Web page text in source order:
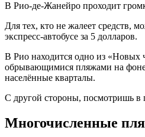
В Рио-де-Жанейро проходит
Для тех, кто не жалеет средств,
экспресс-автобусе за 5 долларов.
В Рио находится одно из «Новых
обрывающимися пляжами на фоне
населённые кварталы.
С другой стороны, посмотришь в
Многочисленные